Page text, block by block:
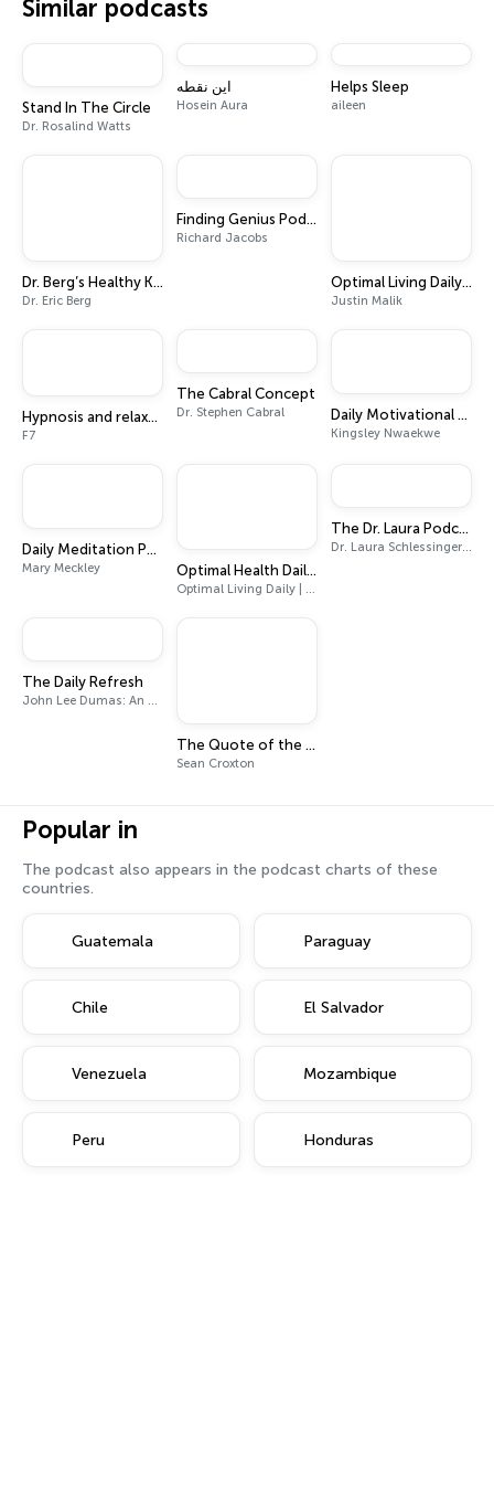
Similar podcasts
Stand In The Circle
Dr. Rosalind Watts
این نقطه
Hosein Aura
Helps Sleep
aileen
Dr. Berg’s Healthy Keto and Intermittent Fasting Podcast
Dr. Eric Berg
Finding Genius Podcast
Richard Jacobs
Optimal Living Daily - Personal Development and Self-Improvement
Justin Malik
Hypnosis and relaxation ｜Sound therapy
F7
The Cabral Concept
Dr. Stephen Cabral Daily Motivational Positivity
Kingsley Nwaekwe
Daily Meditation Podcast
Mary Meckley Optimal Health Daily - Fitness and Nutrition
Optimal Living Daily | Dr. Neal Malik
The Dr. Laura Podcast
Dr. Laura Schlessinger & SiriusXM
The Daily Refresh
John Lee Dumas: An Entrepreneur On Fire
The Quote of the Day Show | Daily Motivational Talks
Sean Croxton
Popular in
The podcast also appears in the podcast charts of these
countries.
Guatemala Paraguay
Chile El Salvador
Venezuela Mozambique
Peru Honduras